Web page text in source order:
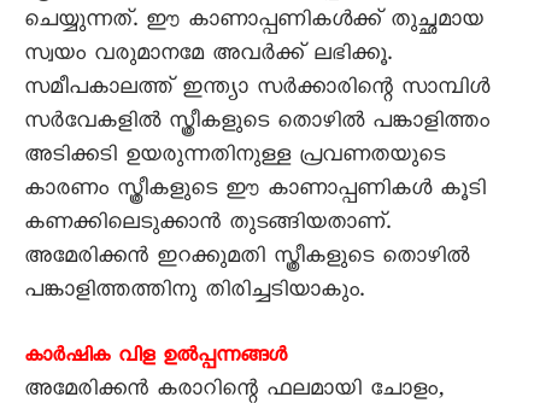
ചെയ്യുന്നത്. ഈ കാണാപ്പണികൾക്ക് തുച്ഛമായ
സ്വയം വരുമാനമേ അവർക്ക് ലഭിക്കൂ.
സമീപകാലത്ത് ഇന്ത്യാ സർക്കാരിന്റെ സാമ്പിൾ
സർവേകളിൽ സ്ത്രീകളുടെ തൊഴിൽ പങ്കാളിത്തം
അടിക്കടി ഉയരുന്നതിനുള്ള പ്രവണതയുടെ
കാരണം സ്ത്രീകളുടെ ഈ കാണാപ്പണികൾ കൂടി
കണക്കിലെടുക്കാൻ തുടങ്ങിയതാണ്.
അമേരിക്കൻ ഇറക്കുമതി സ്ത്രീകളുടെ തൊഴിൽ
പങ്കാളിത്തത്തിനു തിരിച്ചടിയാകും.
കാർഷിക വിള ഉൽപ്പന്നങ്ങൾ
അമേരിക്കൻ കരാറിന്റെ ഫലമായി ചോളം,